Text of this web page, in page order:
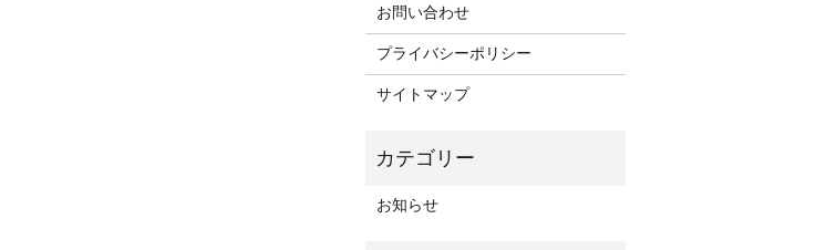
お問い合わせ
プライバシーポリシー
サイトマップ
お知らせ